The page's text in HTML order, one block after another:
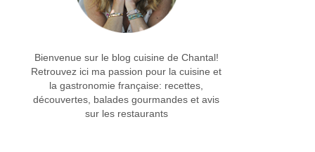
Bienvenue sur le blog cuisine de Chantal!
Retrouvez ici ma passion pour la cuisine et
la gastronomie française: recettes,
découvertes, balades gourmandes et avis
sur les restaurants